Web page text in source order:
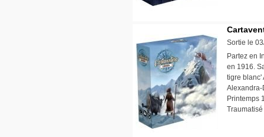
Sortie le
Partez en
en 1916.
tigre blanc'
Alexandra-
Printemps